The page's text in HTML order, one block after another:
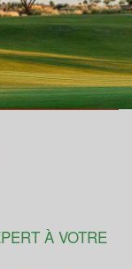
À VOTRE